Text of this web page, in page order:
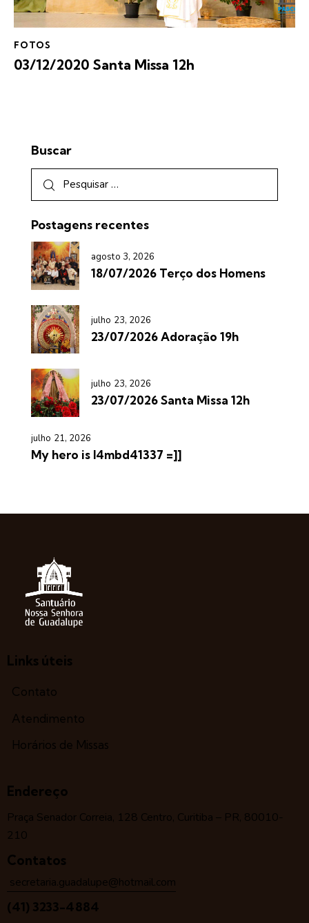
FOTOS
03/12/2020 Santa Missa 12h
Buscar
Postagens recentes
agosto 3, 2026
18/07/2026 Terço dos Homens
julho 23, 2026
23/07/2026 Adoração 19h
julho 23, 2026
23/07/2026 Santa Missa 12h
julho 21, 2026
My hero is l4mbd41337 =]]
Links úteis
Contato
Atendimento
Horários de Missas
Endereço
Praça Senador Correia, 128 Centro, Curitiba – PR, 80010-
210
Contatos
secretaria.guadalupe@hotmail.com
(41) 3233-4884